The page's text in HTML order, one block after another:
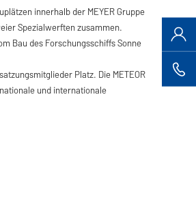
innerhalb der MEYER Gruppe
Spezialwerften zusammen.
Bau des Forschungsschiffs Sonne
Platz. Die METEOR
und internationale